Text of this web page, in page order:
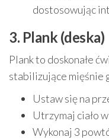
dostosowując
3. Plank (deska)
Plank to doskonałe
stabilizujące mięśnie
Ustaw się na
Utrzymaj ciało
Wykonaj 3